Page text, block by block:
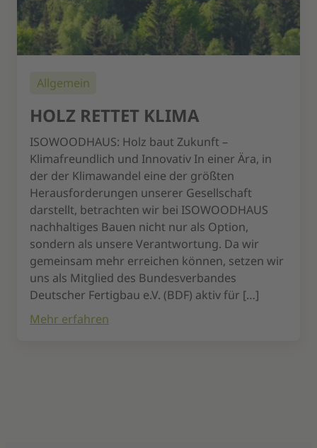
Allgemein
HOLZ RETTET KLIMA
ISOWOODHAUS: Holz baut Zukunft –
Klimafreundlich und Innovativ In einer Ära, in
der der Klimawandel eine der größten
Herausforderungen unserer Gesellschaft
darstellt, betrachten wir bei ISOWOODHAUS
nachhaltiges Bauen nicht nur als Option,
sondern als unsere Verantwortung. Da wir
gemeinsam mehr erreichen können, setzen wir
uns als Mitglied des Bundesverbandes
Deutscher Fertigbau e.V. (BDF) aktiv für […]
Mehr erfahren